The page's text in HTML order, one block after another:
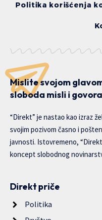
Politika korišćenja
Mislite svojom
sloboda misli i
“Direkt” je nastao kao izraz
svojim pozivom časno i
javnosti. Istovremeno,
koncept slobodnog
Direkt priče
Politika